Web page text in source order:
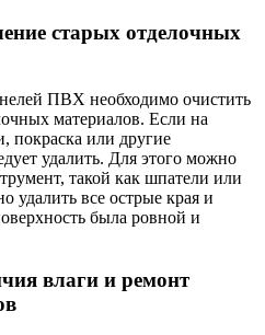
старых отделочных
ПВХ необходимо очистить
материалов. Если на
покраска или другие
удалить. Для этого можно
такой как шпатели или
удалить все острые края и
была ровной и
влаги и ремонт